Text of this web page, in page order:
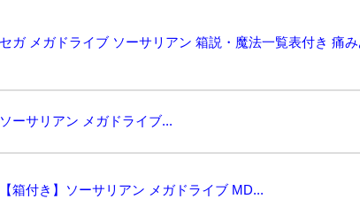
ソーサリアン メガドライブ...
【箱付き】ソーサリアン メガドライブ MD...